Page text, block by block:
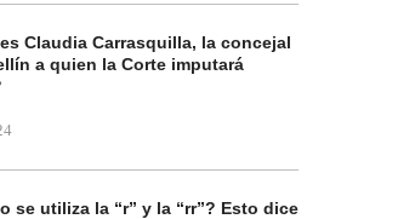
Claudia Carrasquilla, la concejal
a quien la Corte imputará
se utiliza la “r” y la “rr”? Esto dice